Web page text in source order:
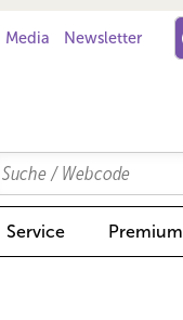
Media Newsletter
Search
Suchen
Service Premium